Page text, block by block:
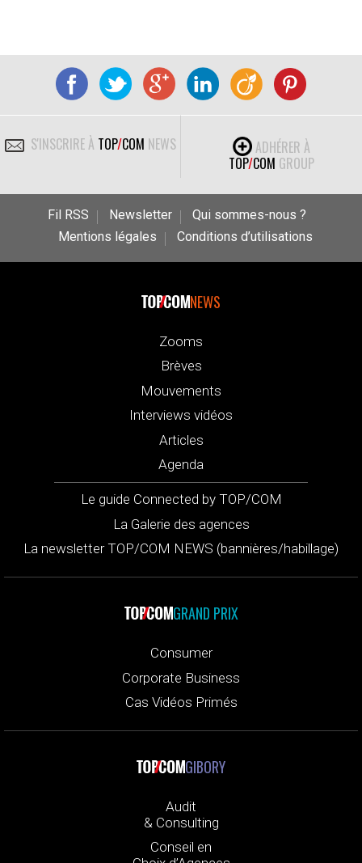
S'INSCRIRE À TOP/COM NEWS
ADHÉRER À
TOP/COM GROUP
Fil RSS Newsletter
Qui sommes-nous ?
Mentions légales
Conditions d’utilisations
NEWS
Zooms
Brèves
Mouvements
Interviews vidéos
Articles
Agenda
Le guide Connected by TOP/COM
La Galerie des agences
La newsletter TOP/COM NEWS (bannières/habillage)
GRAND PRIX
Consumer
Corporate Business
Cas Vidéos Primés
GIBORY
Audit
& Consulting
Conseil en